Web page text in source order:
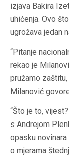
izjava Bakira
uhićenja. Ovo
ugrožava jedan
“Pitanje
rekao je
pružamo
Milanović
“Što je to,
s Andrejom
opasku
o mjerama